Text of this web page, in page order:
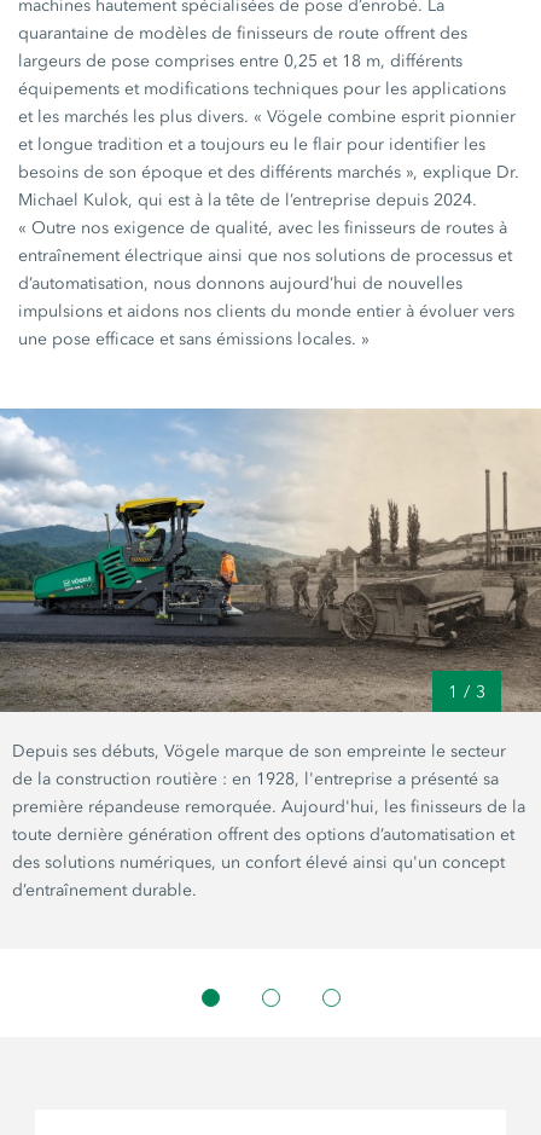
machines hautement spécialisées de pose d’enrobé. La
quarantaine de modèles de finisseurs de route offrent des
largeurs de pose comprises entre 0,25 et 18 m, différents
équipements et modifications techniques pour les applications
et les marchés les plus divers. « Vögele combine esprit pionnier
et longue tradition et a toujours eu le flair pour identifier les
besoins de son époque et des différents marchés », explique Dr.
Michael Kulok, qui est à la tête de l’entreprise depuis 2024.
« Outre nos exigence de qualité, avec les finisseurs de routes à
entraînement électrique ainsi que nos solutions de processus et
d’automatisation, nous donnons aujourd’hui de nouvelles
impulsions et aidons nos clients du monde entier à évoluer vers
une pose efficace et sans émissions locales. »
1 / 3
Depuis ses débuts, Vögele marque de son empreinte le secteur
de la construction routière : en 1928, l'entreprise a présenté sa
première répandeuse remorquée. Aujourd'hui, les finisseurs de la
toute dernière génération offrent des options d’automatisation et
des solutions numériques, un confort élevé ainsi qu'un concept
d’entraînement durable.